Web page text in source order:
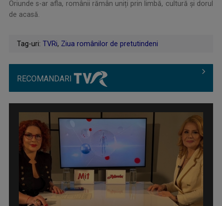
Oriunde s-ar afla, românii rămân uniți prin limbă, cultură și dorul
de acasă.
Tag-uri: TVRi, Ziua românilor de pretutindeni
RECOMANDARI